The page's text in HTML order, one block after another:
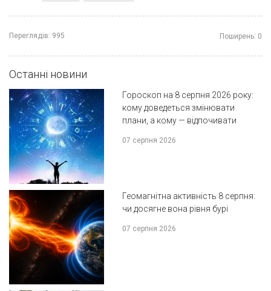
Переглядів: 995 Поширень: 0
Останні новини
Гороскоп на 8 серпня 2026 року:
кому доведеться змінювати
плани, а кому — відпочивати
07 серпня 2026
Геомагнітна активність 8 серпня:
чи досягне вона рівня бурі
07 серпня 2026